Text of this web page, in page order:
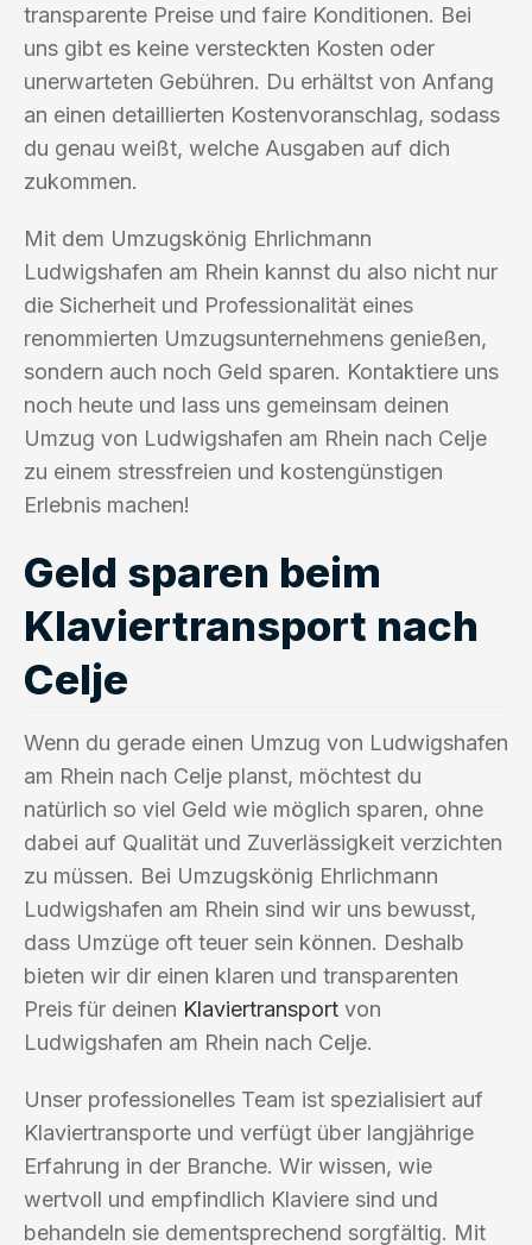
transparente Preise und faire Konditionen. Bei
uns gibt es keine versteckten Kosten oder
unerwarteten Gebühren. Du erhältst von Anfang
an einen detaillierten Kostenvoranschlag, sodass
du genau weißt, welche Ausgaben auf dich
zukommen.
Mit dem Umzugskönig Ehrlichmann
Ludwigshafen am Rhein kannst du also nicht nur
die Sicherheit und Professionalität eines
renommierten Umzugsunternehmens genießen,
sondern auch noch Geld sparen. Kontaktiere uns
noch heute und lass uns gemeinsam deinen
Umzug von Ludwigshafen am Rhein nach Celje
zu einem stressfreien und kostengünstigen
Erlebnis machen!
Geld sparen beim
Klaviertransport nach
Celje
Wenn du gerade einen Umzug von Ludwigshafen
am Rhein nach Celje planst, möchtest du
natürlich so viel Geld wie möglich sparen, ohne
dabei auf Qualität und Zuverlässigkeit verzichten
zu müssen. Bei Umzugskönig Ehrlichmann
Ludwigshafen am Rhein sind wir uns bewusst,
dass Umzüge oft teuer sein können. Deshalb
bieten wir dir einen klaren und transparenten
Preis für deinen Klaviertransport von
Ludwigshafen am Rhein nach Celje.
Unser professionelles Team ist spezialisiert auf
Klaviertransporte und verfügt über langjährige
Erfahrung in der Branche. Wir wissen, wie
wertvoll und empfindlich Klaviere sind und
behandeln sie dementsprechend sorgfältig. Mit